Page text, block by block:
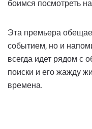
боимся посмотреть
Эта премьера
событием, но и
всегда идет рядом с
поиски и его жажду
времена.